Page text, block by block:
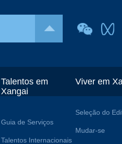
Talentos em
Xangai
Guia de Serviços
Talentos Internacionais
Viver em
Seleção do
Mudar-se